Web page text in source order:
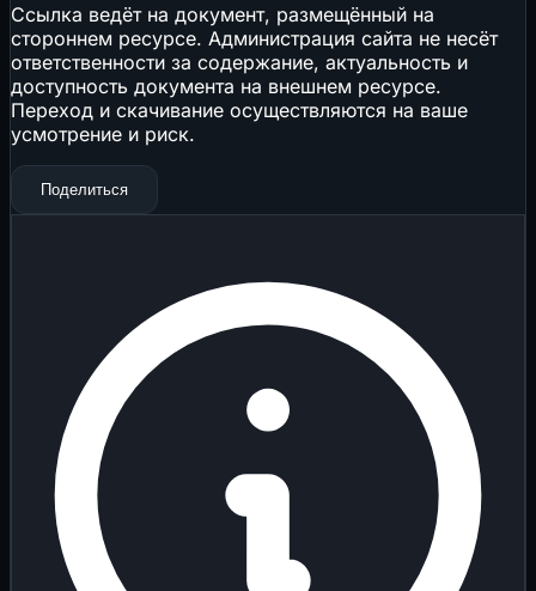
Ссылка ведёт на документ, размещённый на
стороннем ресурсе. Администрация сайта не несёт
ответственности за содержание, актуальность и
доступность документа на внешнем ресурсе.
Переход и скачивание осуществляются на ваше
усмотрение и риск.
Поделиться